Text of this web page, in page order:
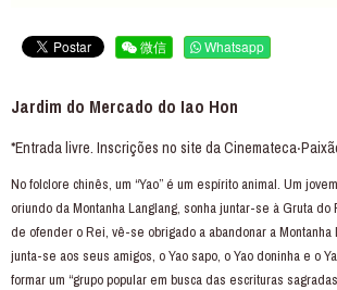
微信 Whatsapp
Jardim do Mercado do Iao Hon
*Entrada livre. Inscrições no site da
No folclore chinês, um “Yao” é um espírito animal. Um
oriundo da Montanha Langlang, sonha juntar-se à Gruta
de ofender o Rei, vê-se obrigado a abandonar a Montanha
junta-se aos seus amigos, o Yao sapo, o Yao doninha e o
formar um “grupo popular em busca das escrituras